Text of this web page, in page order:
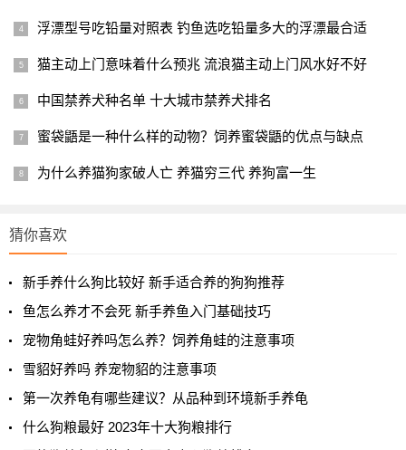
浮漂型号吃铅量对照表 钓鱼选吃铅量多大的浮漂最合适
猫主动上门意味着什么预兆 流浪猫主动上门风水好不好
中国禁养犬种名单 十大城市禁养犬排名
蜜袋鼯是一种什么样的动物？饲养蜜袋鼯的优点与缺点
为什么养猫狗家破人亡 养猫穷三代 养狗富一生
猜你喜欢
新手养什么狗比较好 新手适合养的狗狗推荐
鱼怎么养才不会死 新手养鱼入门基础技巧
宠物角蛙好养吗怎么养？饲养角蛙的注意事项
雪貂好养吗 养宠物貂的注意事项
第一次养龟有哪些建议？从品种到环境新手养龟
什么狗粮最好 2023年十大狗粮排行